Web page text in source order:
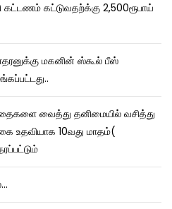
கட்டணம் கட்டுவதற்க்கு 2,500ரூபாய்
மகனின் ஸ்கூல் பீஸ்
வைத்து தனிமையில் வசித்து
உதவியாக 10வது மாதம்(